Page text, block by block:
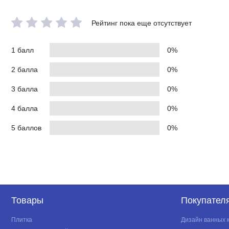
Ароматерапия
Полки
Зеркало
Тропический душ
Ручной душ
Подключение к аудио
Турецкая баня
Рейтинг пока еще отсутствует
1 балл 0%
2 балла 0%
3 балла 0%
4 балла 0%
5 баллов 0%
Товары
Плитка
Дизайн ванных